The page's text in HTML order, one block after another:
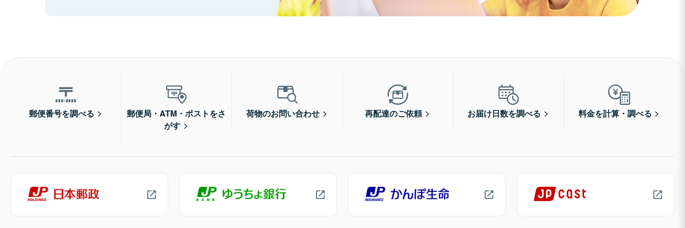
郵便番号を調べる
郵便局・ATM・ポストをさ
がす
荷物のお問い合わせ 再配達のご依頼 お届け日数を調べる 料金を計算・調べる